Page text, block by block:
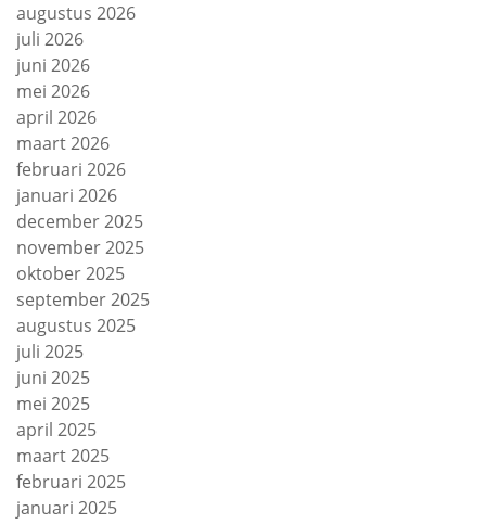
augustus 2026
juli 2026
juni 2026
mei 2026
april 2026
maart 2026
februari 2026
januari 2026
december 2025
november 2025
oktober 2025
september 2025
augustus 2025
juli 2025
juni 2025
mei 2025
april 2025
maart 2025
februari 2025
januari 2025